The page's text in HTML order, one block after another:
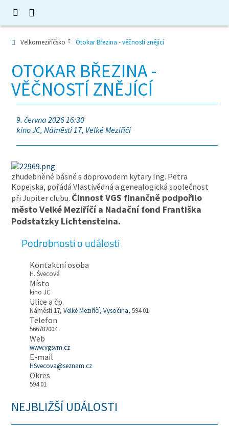
Velkomeziříčsko Otokar Březina - věčností znějící
OTOKAR BŘEZINA -
VĚČNOSTÍ ZNĚJÍCÍ
9. června 2026 16:30
kino JC, Náměstí 17, Velké Meziříčí
zhudebněné básně s doprovodem kytary Ing. Petra
Kopejska, pořádá Vlastivědná a genealogická společnost
při Jupiter clubu. Činnost VGS finančně podpořilo
město Velké Meziříčí a Nadační fond Františka
Podstatzky Lichtensteina.
Podrobnosti o události
Kontaktní osoba
H. Švecová
Místo
kino JC
Ulice a čp.
Náměstí 17,Velké Meziříčí,Vysočina, 594 01
Telefon
566782004
Web
www.vgsvm.cz
E-mail
HSvecova@seznam.cz
Okres
594 01
NEJBLIŽŠÍ UDÁLOSTI